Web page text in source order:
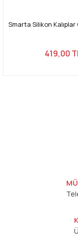
Smarta Silikon
419,00